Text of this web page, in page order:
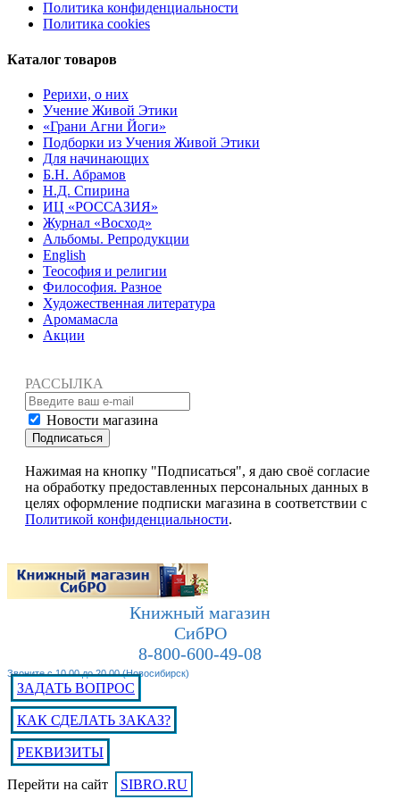
Политика конфиденциальности
Политика cookies
Каталог товаров
Рерихи, о них
Учение Живой Этики
«Грани Агни Йоги»
Подборки из Учения Живой Этики
Для начинающих
Б.Н. Абрамов
Н.Д. Спирина
ИЦ «РОССАЗИЯ»
Журнал «Восход»
Альбомы. Репродукции
English
Теософия и религии
Философия. Разное
Художественная литература
Аромамасла
Акции
РАССЫЛКА
Новости магазина
Подписаться
Нажимая на кнопку "Подписаться", я даю своё согласие
на обработку предоставленных персональных данных в
целях оформление подписки магазина в соответствии с
Политикой конфиденциальности.
Книжный магазин
СибРО
8-800-600-49-08
Звоните с 10.00 до 20.00 (Новосибирск)
ЗАДАТЬ ВОПРОС
КАК СДЕЛАТЬ ЗАКАЗ?
РЕКВИЗИТЫ
Перейти на сайт SIBRO.RU